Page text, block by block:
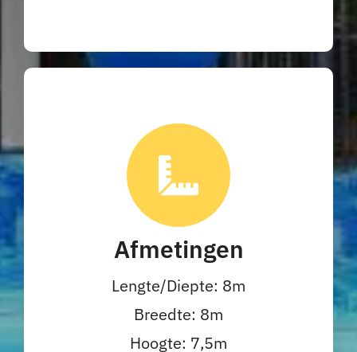
Afmetingen
Lengte/Diepte: 8m
Breedte: 8m
Hoogte: 7,5m